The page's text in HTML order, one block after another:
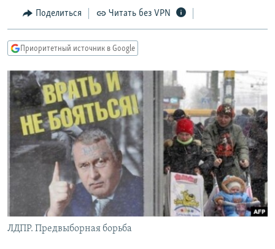
Вернутся
главной
навигации
Вернутся
поиску
МНЕНИЯ
КУЛЬТУРА
IDEL.РЕАЛИИ
КАВКАЗ.РЕАЛИИ
СЕВЕР.РЕАЛИИ
СИБИРЬ.РЕАЛИИ
РАСПИСАНИЕ ВЕЩАНИЯ
ПОДПИШИТЕСЬ НА РАССЫЛКУ
СОЦИАЛЬНЫЕ СЕТИ
Поделиться Читать без VPN
Приоритетный источник в Google
ЛДПР. Предвыборная борьба